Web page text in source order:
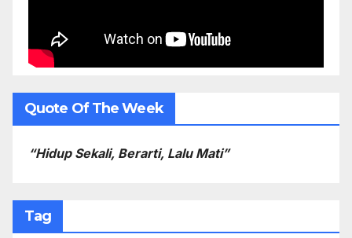
Quote Of The Week
“Hidup Sekali, Berarti, Lalu Mati”
Tag